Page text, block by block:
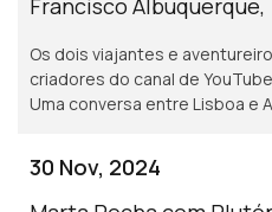
Francisco Albuquerque,
Os dois viajantes e
criadores do canal de
Uma conversa entre Lisboa e
30 Nov, 2024